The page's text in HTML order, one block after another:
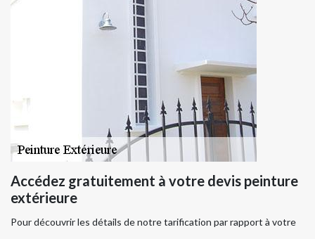
Accédez gratuitement à votre devis peinture
extérieure
Pour découvrir les détails de notre tarification par rapport à votre